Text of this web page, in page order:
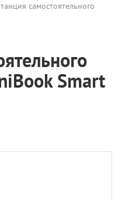
самостоятельного
Smart